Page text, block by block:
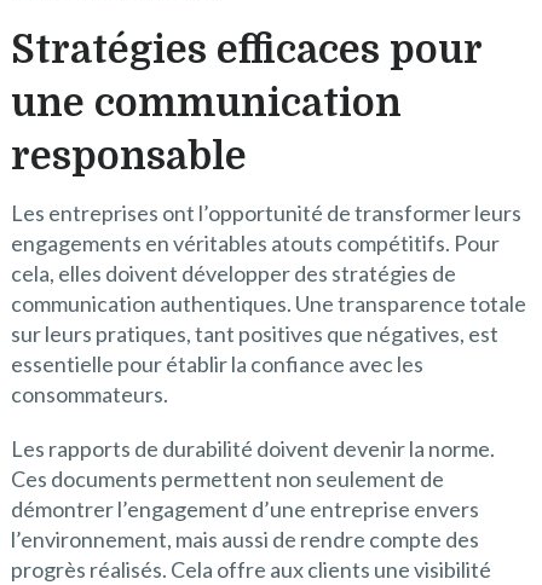
Stratégies efficaces pour
une communication
responsable
Les entreprises ont l’opportunité de transformer leurs
engagements en véritables atouts compétitifs. Pour
cela, elles doivent développer des stratégies de
communication authentiques. Une transparence totale
sur leurs pratiques, tant positives que négatives, est
essentielle pour établir la confiance avec les
consommateurs.
Les rapports de durabilité doivent devenir la norme.
Ces documents permettent non seulement de
démontrer l’engagement d’une entreprise envers
l’environnement, mais aussi de rendre compte des
progrès réalisés. Cela offre aux clients une visibilité